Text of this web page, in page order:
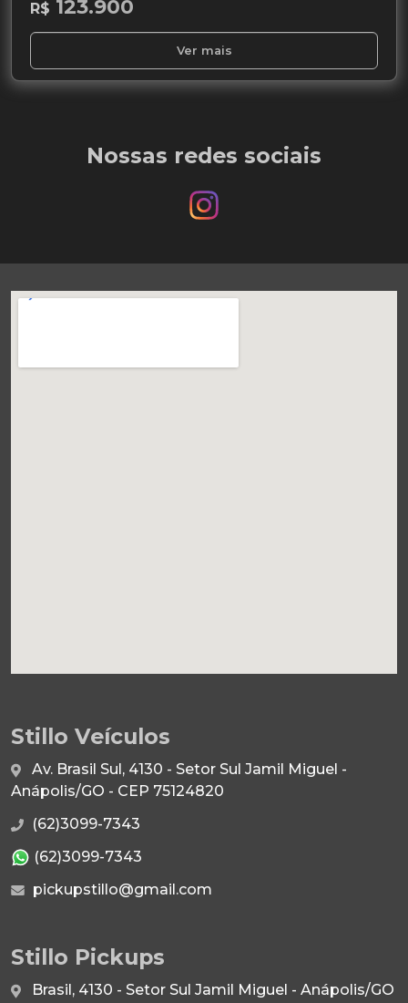
R$ 123.900
Ver mais
Nossas redes sociais
Stillo Veículos
Av. Brasil Sul, 4130 - Setor Sul Jamil Miguel -
Anápolis/GO - CEP 75124820
(62)3099-7343
(62)3099-7343
pickupstillo@gmail.com
Stillo Pickups
Brasil, 4130 - Setor Sul Jamil Miguel - Anápolis/GO